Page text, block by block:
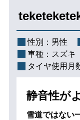
性別： 男性
車種： スズ
タイヤ使用月
静音性が
雪道ではない